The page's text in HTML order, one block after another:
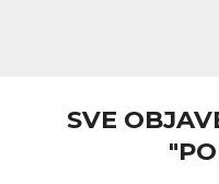
SVE